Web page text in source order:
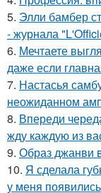
5. Элли бамбер
- журнала
6. Мечтаете
даже если
7. Настасья
неожиданном
8. Впереди
жду каждую из
9. Образ джанви
10. Я сделала
у меня